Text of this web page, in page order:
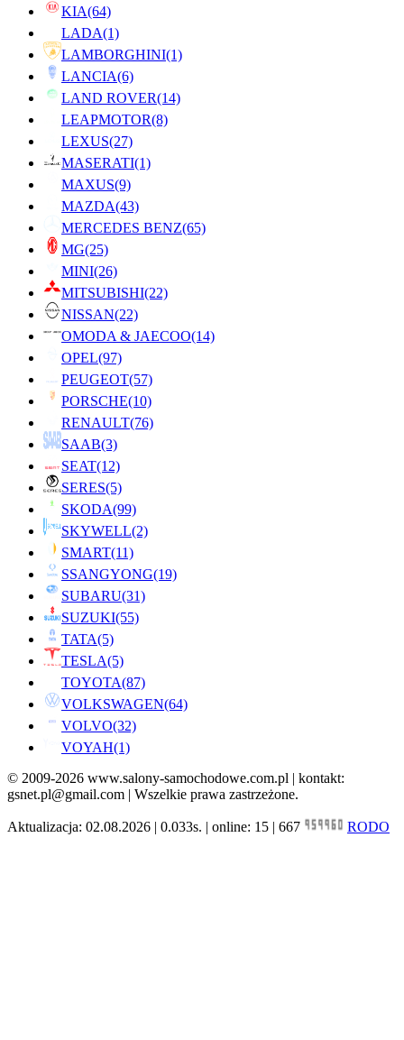
KIA(64)
LADA(1)
LAMBORGHINI(1)
LANCIA(6)
LAND ROVER(14)
LEAPMOTOR(8)
LEXUS(27)
MASERATI(1)
MAXUS(9)
MAZDA(43)
MERCEDES BENZ(65)
MG(25)
MINI(26)
MITSUBISHI(22)
NISSAN(22)
OMODA & JAECOO(14)
OPEL(97)
PEUGEOT(57)
PORSCHE(10)
RENAULT(76)
SAAB(3)
SEAT(12)
SERES(5)
SKODA(99)
SKYWELL(2)
SMART(11)
SSANGYONG(19)
SUBARU(31)
SUZUKI(55)
TATA(5)
TESLA(5)
TOYOTA(87)
VOLKSWAGEN(64)
VOLVO(32)
VOYAH(1)
© 2009-2026 www.salony-samochodowe.com.pl | kontakt:
gsnet.pl@gmail.com | Wszelkie prawa zastrzeżone.
Aktualizacja: 02.08.2026 | 0.033s. | online: 15 | 667 RODO